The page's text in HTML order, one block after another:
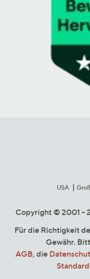
USA
Copyright © 2001 -
Für die Richtigkeit
Gewähr.
AGB, die